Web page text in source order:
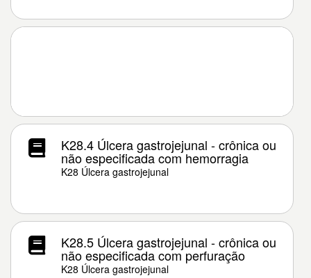
K28.4 Úlcera gastrojejunal - crônica ou
não especificada com hemorragia
K28 Úlcera gastrojejunal
K28.5 Úlcera gastrojejunal - crônica ou
não especificada com perfuração
K28 Úlcera gastrojejunal